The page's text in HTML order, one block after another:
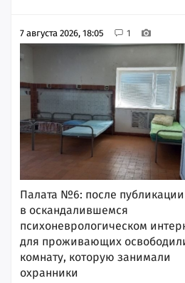
7 августа 2026, 18:05 1
Палата №6: после
в оскандалившемся
психоневрологическом
для проживающих
комнату, которую занимали
охранники